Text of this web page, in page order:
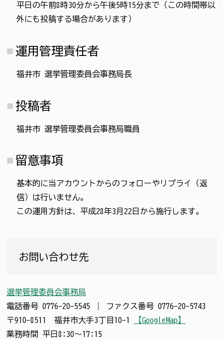
平日の午前8時30分から午後5時15分まで（この時間帯以
外にも投稿する場合があります）
運用管理責任者
福井市 選挙管理委員会事務局長
投稿者
福井市 選挙管理委員会事務局職員
留意事項
基本的に当アカウントからのフォローやリプライ（返
信）は行いません。
この運用方針は、平成28年3月22日から施行します。
お問い合わせ先
選挙管理委員会事務局
電話番号 0776-20-5545 ファクス番号 0776-20-5743
〒910-8511 福井市大手3丁目10-1
【GoogleMap】
業務時間 平日8:30～17:15